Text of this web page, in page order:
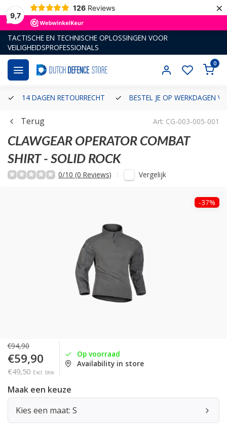
9,7
126 Reviews ×
TACTISCHE EN TECHNISCHE OPLOSSINGEN VOOR
VEILIGHEIDSPROFESSIONALS
0
14 DAGEN RETOURRECHT BESTEL JE OP WERKDAGEN
Terug Art: CG-003-005-001
CLAWGEAR OPERATOR COMBAT
SHIRT - SOLID ROCK
0/10 (0 Reviews) Vergelijk
-37%
€94,90
€59,90
€49,50 Excl. btw
Op voorraad
Availability in store
Maak een keuze
Kies een maat: S